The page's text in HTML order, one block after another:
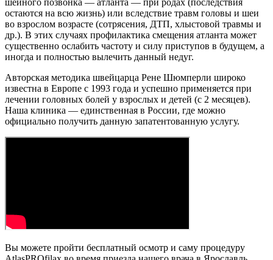
остаются на всю жизнь) или вследствие травм головы и шеи
во взрослом возрасте (сотрясения, ДТП, хлыстовой травмы и
др.). В этих случаях профилактика смещения атланта может
существенно ослабить частоту и силу приступов в будущем, а
иногда и полностью вылечить данный недуг.
Авторская методика швейцарца Рене Шюмперли широко
известна в Европе с 1993 года и успешно применяется при
лечении головных болей у взрослых и детей (с 2 месяцев).
Наша клиника — единственная в России, где можно
официально получить данную запатентованную услугу.
Вы можете пройти бесплатный осмотр и саму процедуру